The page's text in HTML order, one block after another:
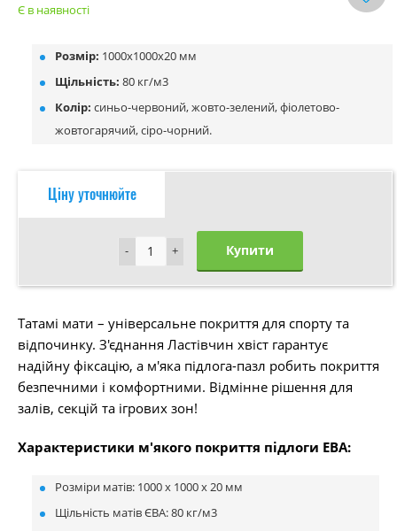
Є в наявності
Розмір: 1000х1000х20 мм
Щільність: 80 кг/м3
Колір: синьо-червоний, жовто-зелений, фіолетово-
жовтогарячий, сіро-чорний.
Ціну уточнюйте
+
- +
- Купити
Татамі мати – універсальне покриття для спорту та
відпочинку. З'єднання Ластівчин хвіст гарантує
надійну фіксацію, а м'яка підлога-пазл робить покриття
безпечними і комфортними. Відмінне рішення для
залів, секцій та ігрових зон!
Характеристики м'якого покриття підлоги ЕВА:
Розміри матів: 1000 х 1000 х 20 мм
Щільність матів ЄВА: 80 кг/м3